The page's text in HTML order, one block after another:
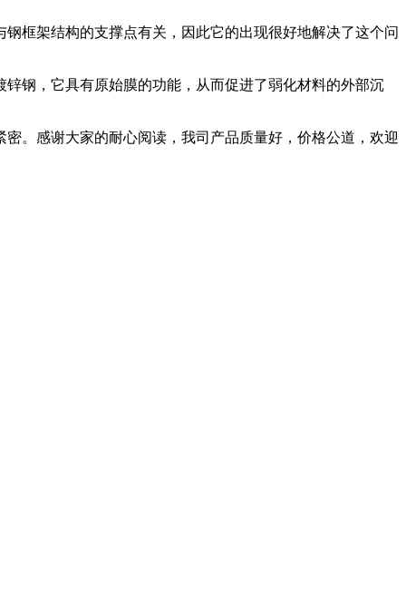
框架结构的支撑点有关，因此它的出现很好地解决了这个问
钢，它具有原始膜的功能，从而促进了弱化材料的外部沉
。感谢大家的耐心阅读，我司产品质量好，价格公道，欢迎